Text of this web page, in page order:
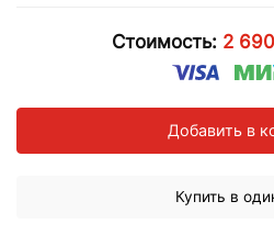
Стоимость: 2
Добавить в
Купить в